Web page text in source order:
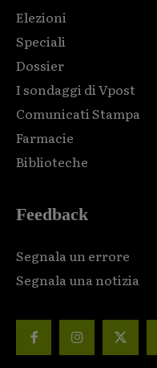
Elezioni
Speciali
Dossier
I sondaggi di Vpost
Comunicati Stampa
Farmacie
Biblioteche
Feedback
Segnala un errore
Segnala una notizia